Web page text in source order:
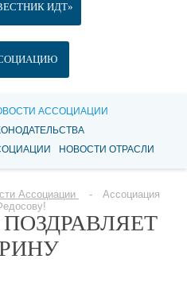
ИДТ»
АССОЦИАЦИИ
НОВОСТИ ОТРАСЛИ
Ассоциации
Ассоциация